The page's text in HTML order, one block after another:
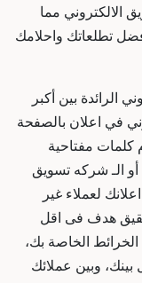
الالكتروني مما
تطلعاتك واحلامك
الرائدة بين أكبر
في اعلان بالصفحة
مفتاحية
الـشركه تسويق
لعملاء غير
هدف فى اقل
الخاصة بك،
وبين عملائك